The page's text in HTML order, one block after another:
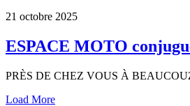
21 octobre 2025
ESPACE MOTO
PRÈS DE CHEZ VOUS À
Load More